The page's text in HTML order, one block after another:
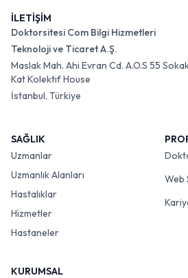
İLETİŞİM
Doktorsitesi Com Bilgi Hizmetleri
Teknoloji ve Ticaret A.Ş.
Maslak Mah. Ahi Evran Cd. A.O.S 55
Kat Kolektif House
İstanbul, Türkiye
SAĞLIK
Uzmanlar
Uzmanlık Alanları
Hastalıklar
Hizmetler
Hastaneler
Web
KURUMSAL